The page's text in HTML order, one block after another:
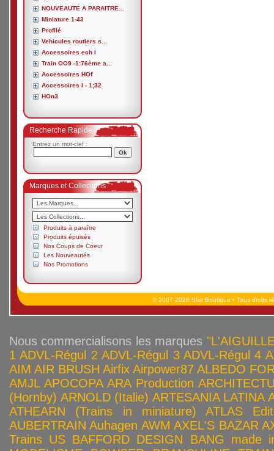
NOUVEAUTE A PARAITRE...
Miniature 1-43
Profilé
Vehicules routiers s...
Accessoires ech I
Train OO9 -1:76ème a...
Accessoires HOf
Accessoires I - 1;32
HOn3
Recherche Rapide
Entrez un mot-clef :
Marques et Collections
Produits à paraître
Produits épuisés
Nos Coups de Coeur
Les Nouveautés
Nos Promotions
© 2007-2026 Star Boutique • Tous droits
Nous commercialisons les marques
1 ADVL-Régul 2 ADVL-Régul 3 ADVL-Régul 4
AIM AIR BRUSH Airfix Airpower87 ALBEDO
AMJL APOCOPA ARA Production
(Hornby) ARNOLD (Italie) ARTESANIA LATINA
ATHEARN (Trains in miniature)
ATLAS
AUBERTRAIN Auhagen AWM AXEL'S BAZAR
Trains US BAFFORD DESIGN
BANG made